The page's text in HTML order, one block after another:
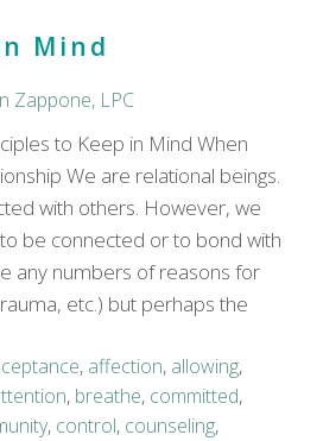
Mind
Zappone, LPC
to Keep in Mind When
We are relational beings.
with others. However, we
be connected or to bond with
any numbers of reasons for
etc.) but perhaps the
, affection, allowing,
, breathe, committed,
, control, counseling,